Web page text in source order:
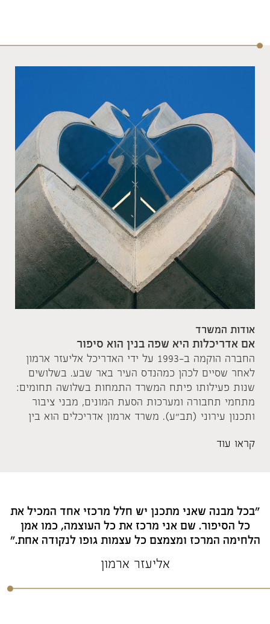
אודות המשרד
אם אדריכלות היא שפה בנין הוא סיפור
החברה הוקמה ב-1993 על ידי האדריכל אליעזר ארמון
לאחר שסיים לכהן כמהנדס העיר באר שבע. בשלושים
שנות פעילותו פיתח המשרד התמחות בשלושה תחומים:
מתחמי תחבורה ומערכות הסעת המונים, מבני ציבור
ותכנון עירוני (תב"ע). משרד ארמון אדריכלים הוא בין
זו תוכננו תחנות: באר שבע מרכז, להבים, וולפסון,
הציבור של ארמון מאופיינים במראה ייחודי ובולט בנוף
העירוני, כל אחד מהם מספר סיפור. בין הבולטים שבהם:
בית הכנסת "הסנה הבוער" בבה"ד 1, בית "יד שרה" באר
שבע, משרד החקלאות חוות גילת, מרכז מבקרים באר
אברהם ומוזיאון הסנהדרין ביבנה. בתחום התכנון
70 מיליון מ"ר וכ-100 אלף יחידות דיור ומיליוני מ"ר
קראו עוד
"בכל מבנה שאני מתכנן יש חלל מרכזי אחד המכיל את
כל הסיפור. שם אני מרכז את כל העוצמה, כמו אמן
הלחימה המרכז ומצמצם כל עצמות גופו לנקודה אחת."
אליעזר ארמון